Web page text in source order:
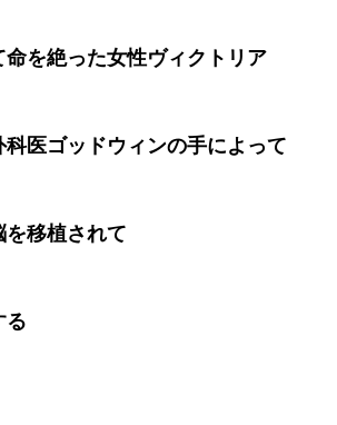
命を絶った女性ヴィクトリア
科医ゴッドウィンの手によって
移植されて
る